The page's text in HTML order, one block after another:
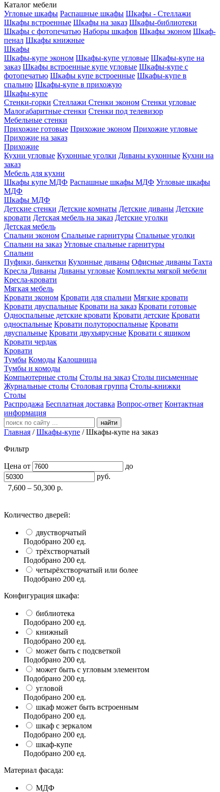
Каталог мебели
Угловые шкафы Распашные шкафы Шкафы - Стеллажи
Шкафы встроенные Шкафы на заказ Шкафы-библиотеки
Шкафы с фотопечатью Наборы шкафов Шкафы эконом Шкаф-
пенал Шкафы книжные
Шкафы
Шкафы-купе эконом Шкафы-купе угловые Шкафы-купе на
заказ Шкафы встроенные купе угловые Шкафы-купе с
фотопечатью Шкафы купе встроенные Шкафы-купе в
спальню Шкафы-купе в прихожую
Шкафы-купе
Стенки-горки Стеллажи Стенки эконом Стенки угловые
Малогабаритные стенки Стенки под телевизор
Мебельные стенки
Прихожие готовые Прихожие эконом Прихожие угловые
Прихожие на заказ
Прихожие
Кухни угловые Кухонные уголки Диваны кухонные Кухни на
заказ
Мебель для кухни
Шкафы купе МДФ Распашные шкафы МДФ Угловые шкафы
МДФ
Шкафы МДФ
Детские стенки Детские комнаты Детские диваны Детские
кровати Детская мебель на заказ Детские уголки
Детская мебель
Спальни эконом Спальные гарнитуры Спальные уголки
Спальни на заказ Угловые спальные гарнитуры
Спальни
Пуфики, банкетки Кухонные диваны Офисные диваны Тахта
Кресла Диваны Диваны угловые Комплекты мягкой мебели
Кресла-кровати
Мягкая мебель
Кровати эконом Кровати для спальни Мягкие кровати
Кровати двуспальные Кровати на заказ Кровати готовые
Односпальные детские кровати Кровати детские Кровати
односпальные Кровати полутороспальные Кровати
двуспальные Кровати двухъярусные Кровати с ящиком
Кровати чердак
Кровати
Тумбы Комоды Калошница
Тумбы и комоды
Компьютерные столы Столы на заказ Столы письменные
Журнальные столы Столовая группа Столы-книжки
Столы
Распродажа Бесплатная доставка Вопрос-ответ Контактная
информация
найти
Главная /Шкафы-купе /Шкафы-купе на заказ
Фильтр
Цена от
до
руб.
7,600 – 50,300 р.
Количество дверей:
двустворчатый
Подобрано 200 ед.
трёхстворчатый
Подобрано 200 ед.
четырёхстворчатый или более
Подобрано 200 ед.
Конфигурация шкафа:
библиотека
Подобрано 200 ед.
книжный
Подобрано 200 ед.
может быть с подсветкой
Подобрано 200 ед.
может быть с угловым элементом
Подобрано 200 ед.
угловой
Подобрано 200 ед.
шкаф может быть встроенным
Подобрано 200 ед.
шкаф с зеркалом
Подобрано 200 ед.
шкаф-купе
Подобрано 200 ед.
Материал фасада:
МДФ